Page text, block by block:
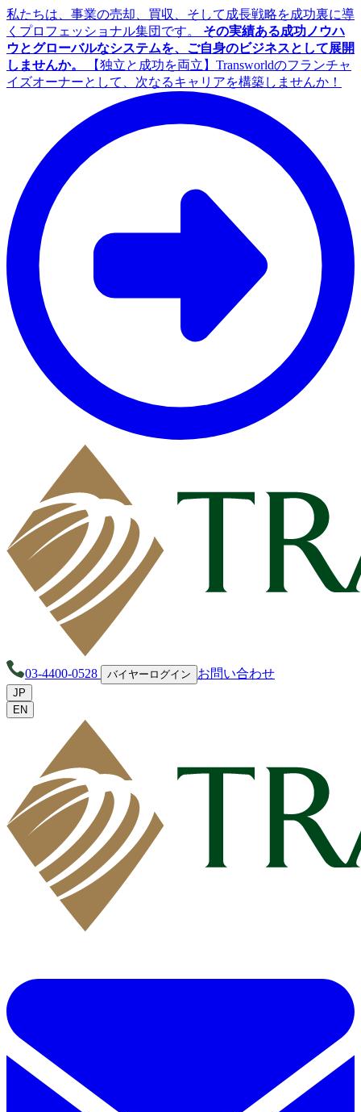
私たちは、事業の売却、買収、そして成長戦略を成功裏に導
くプロフェッショナル集団です。 その実績ある成功ノウハ
ウとグローバルなシステムを、ご自身のビジネスとして展開
しませんか。
【独立と成功を両立】Transworldのフランチャ
イズオーナーとして、次なるキャリアを構築しませんか！
03-4400-0528 バイヤーログイン お問い合わせ
JP
EN